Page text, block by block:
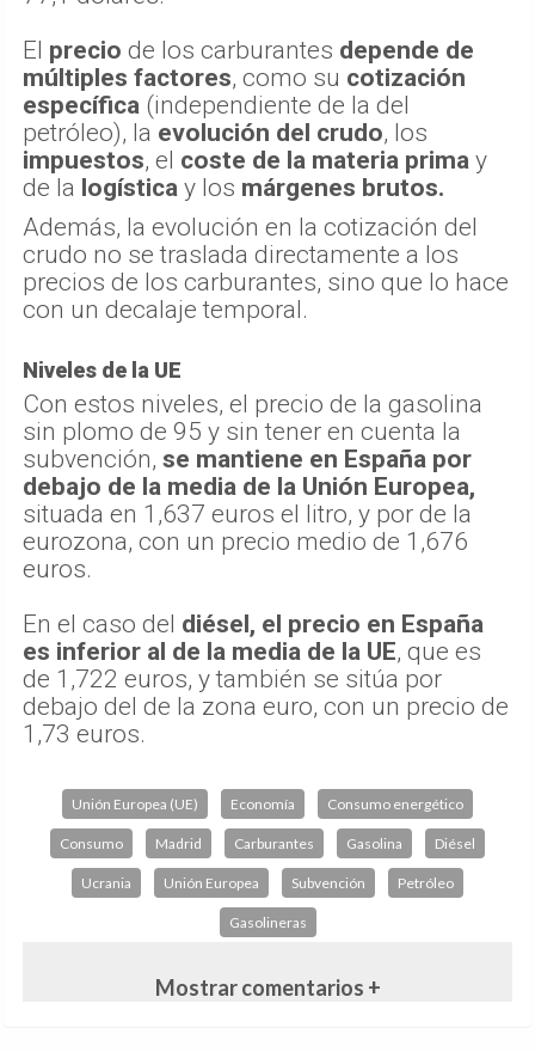
El precio de los carburantes depende de
múltiples factores, como su cotización
específica (independiente de la del
petróleo), la evolución del crudo, los
impuestos, el coste de la materia prima y
de la logística y los márgenes brutos.
Además, la evolución en la cotización del
crudo no se traslada directamente a los
precios de los carburantes, sino que lo hace
con un decalaje temporal.
Niveles de la UE
Con estos niveles, el precio de la gasolina
sin plomo de 95 y sin tener en cuenta la
subvención, se mantiene en España por
debajo de la media de la Unión Europea,
situada en 1,637 euros el litro, y por de la
eurozona, con un precio medio de 1,676
euros.
En el caso del diésel, el precio en España
es inferior al de la media de la UE, que es
de 1,722 euros, y también se sitúa por
debajo del de la zona euro, con un precio de
1,73 euros.
Unión Europea (UE) Economía Consumo energético
Consumo Madrid Carburantes Gasolina Diésel
Ucrania Unión Europea Subvención Petróleo
Gasolineras
Mostrar comentarios +